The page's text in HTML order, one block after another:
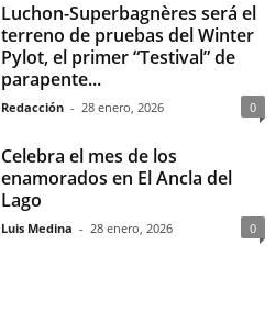
Luchon-Superbagnères será el
terreno de pruebas del Winter
Pylot, el primer “Testival” de
parapente...
Redacción - 28 enero, 2026 0
Celebra el mes de los
enamorados en El Ancla del
Lago
Luis Medina - 28 enero, 2026 0